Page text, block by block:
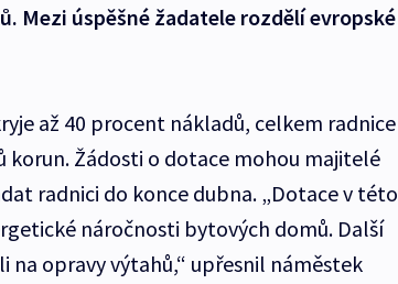
Mezi úspěšné žadatele rozdělí evropské
až 40 procent nákladů, celkem radnice
korun. Žádosti o dotace mohou majitelé
radnici do konce dubna. „Dotace v této
náročnosti bytových domů. Další
na opravy výtahů,“ upřesnil náměstek